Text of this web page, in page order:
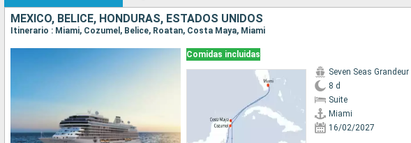
MÉXICO, BELICE, HONDURAS, ESTADOS UNIDOS
Itinerario : Miami, Cozumel, Belice, Roatan, Costa Maya, Miami
Comidas incluidas
Seven Seas Grandeur
8 d
Suite
Miami
16/02/2027